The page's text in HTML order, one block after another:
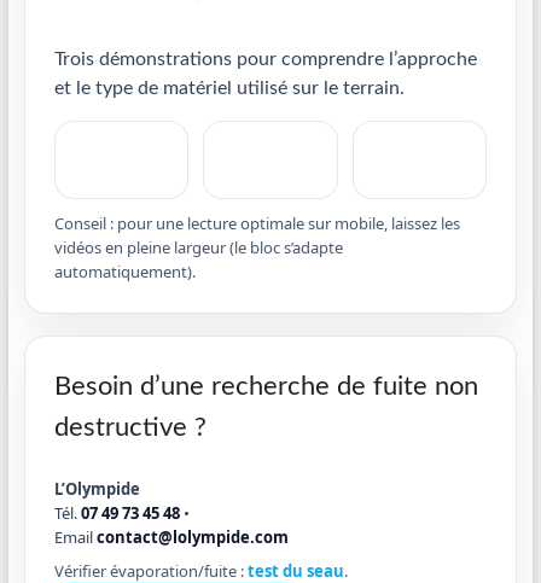
Trois démonstrations pour comprendre l’approche
et le type de matériel utilisé sur le terrain.
Conseil : pour une lecture optimale sur mobile, laissez les
vidéos en pleine largeur (le bloc s’adapte
automatiquement).
Besoin d’une recherche de fuite non
destructive ?
L’Olympide
Tél.07 49 73 45 48•
Emailcontact@lolympide.com
Vérifier évaporation/fuite :test du seau.